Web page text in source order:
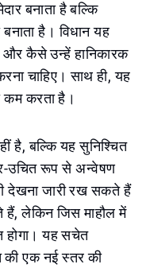
बनाता है बल्कि
बनाता है। विधान यह
और कैसे उन्हें हानिकारक
चाहिए। साथ ही, यह
कम करता है।
है, बल्कि यह सुनिश्चित
उचित रूप से अन्वेषण
देखना जारी रख सकते हैं
लेकिन जिस माहौल में
होगा। यह सचेत
की एक नई स्तर की